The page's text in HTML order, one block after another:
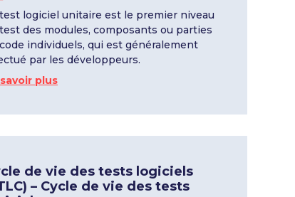
logiciel unitaire est le premier niveau
des modules, composants ou parties
individuels, qui est généralement
par les développeurs.
plus
de vie des tests logiciels
– Cycle de vie des tests